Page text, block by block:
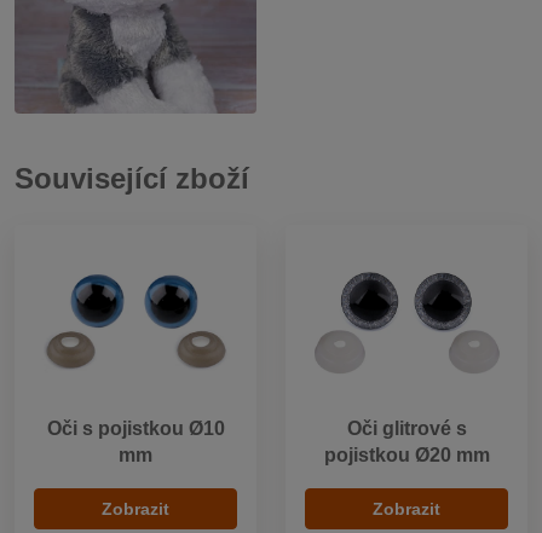
Související zboží
Oči s pojistkou Ø10
mm
Zobrazit
Oči glitrové s
pojistkou Ø20 mm
Zobrazit